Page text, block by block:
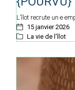
L’îlot recrute un·e
15 janvier 2026
La vie de l'îlot